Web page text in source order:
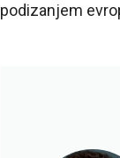
podizanjem